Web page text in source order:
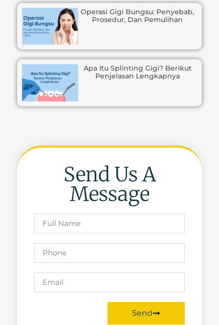
Operasi Gigi Bungsu: Penyebab,
Prosedur, Dan Pemulihan
Apa Itu Splinting Gigi? Berikut
Penjelasan Lengkapnya
Send Us A
Message
Send